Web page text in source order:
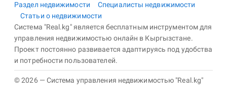
Раздел недвижимости
Специалисты недвижимости
Статьи о недвижимости
Система "Real.kg" является бесплатным инструментом для
управления недвижимостью онлайн в Кыргызстане.
Проект постоянно развивается адаптируясь под удобства
и потребности пользователей.
© 2026 — Система управления недвижимостью "Real.kg"